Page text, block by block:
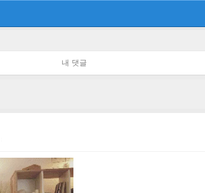
내 댓글